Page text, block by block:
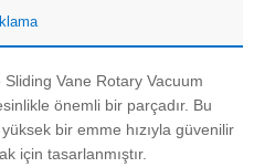
Vane Rotary Vacuum
önemli bir parçadır. Bu
bir emme hızıyla güvenilir
için tasarlanmıştır.